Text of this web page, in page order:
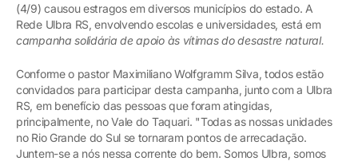
(4/9) causou estragos em diversos municípios do estado. A
Rede Ulbra RS, envolvendo escolas e universidades, está em
campanha solidária de apoio às vítimas do desastre natural.
Conforme o pastor Maximiliano Wolfgramm Silva, todos estão
convidados para participar desta campanha, junto com a Ulbra
RS, em benefício das pessoas que foram atingidas,
principalmente, no Vale do Taquari. "Todas as nossas unidades
no Rio Grande do Sul se tornaram pontos de arrecadação.
Juntem-se a nós nessa corrente do bem. Somos Ulbra, somos